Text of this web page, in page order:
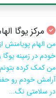
مرکز یوگا
خودم در زمینه
من کمک کرده
آرامش خودم رو
در سلامتی نگ...